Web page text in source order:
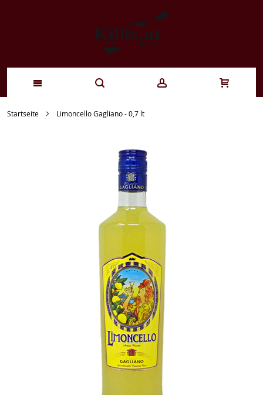
Zum
Startseite Limoncello Gagliano - 0,7 lt